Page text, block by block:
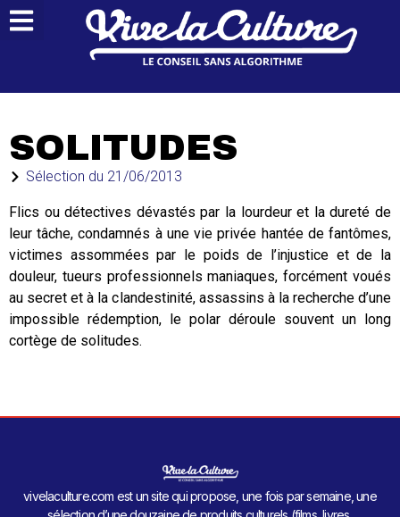
SOLITUDES
Sélection du 21/06/2013
Flics ou détectives dévastés par la lourdeur et la dureté de
leur tâche, condamnés à une vie privée hantée de fantômes,
victimes assommées par le poids de l’injustice et de la
douleur, tueurs professionnels maniaques, forcément voués
au secret et à la clandestinité, assassins à la recherche d’une
impossible rédemption, le polar déroule souvent un long
cortège de solitudes.
vivelaculture.com est un site qui propose, une fois par semaine, une